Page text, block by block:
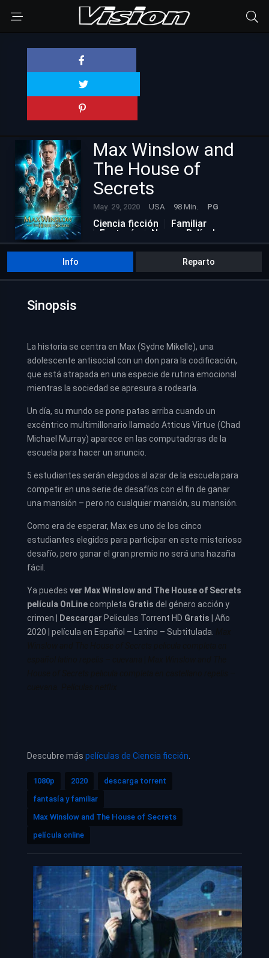
Max Winslow and
The House of
Secrets
May. 29, 2020 USA 98 Min. PG
Ciencia ficción
Familiar
Fantasía
Nuevas Películas
Info Reparto
Sinopsis
La historia se centra en Max (Sydne Mikelle), una
adolescente antisocial con un don para la codificación,
que está atrapada en una especie de rutina emocional
mientras la sociedad se apresura a rodearla.
Un día, su mundo se pone patas arriba cuando un
excéntrico multimillonario llamado Atticus Virtue (Chad
Michael Murray) aparece en las computadoras de la
escuela para hacer un anuncio.
5 estudiantes serán elegidos al azar de la escuela para
competir en una serie de desafíos con el fin de ganar
una mansión – pero no cualquier mansión, su mansión.
Como era de esperar, Max es uno de los cinco
estudiantes elegidos para participar en este misterioso
desafío, pero ganar el gran premio no será una hazaña
fácil.
Ya puedes ver Max Winslow and The House of Secrets
película OnLinecompleta Gratis del género acción y
crimen |
Descargar Peliculas Torrent HD Gratis | Año
2020 | película en Español – Latino – Subtitulada.
Descubre más películas de Ciencia ficción
1080p 2020
descarga torrent
fantasía y familiar
Max Winslow and The House of Secrets
película online